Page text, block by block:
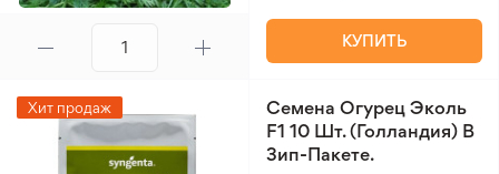
КУПИТЬ
Хит продаж
Семена Огурец Эколь
F1 10 Шт. (Голландия) В
Зип-Пакете.